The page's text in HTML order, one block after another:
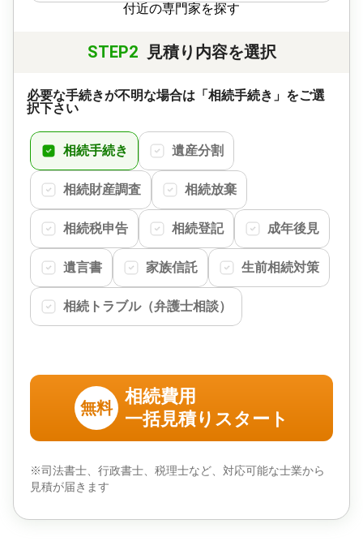
付近の専門家を探す
STEP2 見積り内容を選択
必要な手続きが不明な場合は「相続手続き」をご選
択下さい
相続手続き 遺産分割
相続財産調査 相続放棄
相続税申告 相続登記 成年後見
遺言書 家族信託 生前相続対策
相続トラブル（弁護士相談）
無料
相続費用
一括見積りスタート
※司法書士、行政書士、税理士など、対応可能な士業から
見積が届きます